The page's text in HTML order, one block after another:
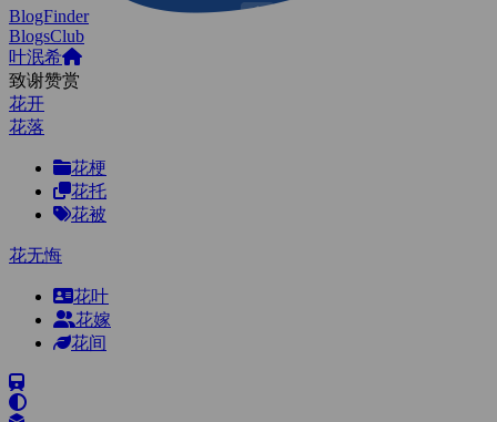
BlogFinder
BlogsClub
叶泯希
致谢赞赏
花开
花落
花梗
花托
花被
花无悔
花叶
花嫁
花间